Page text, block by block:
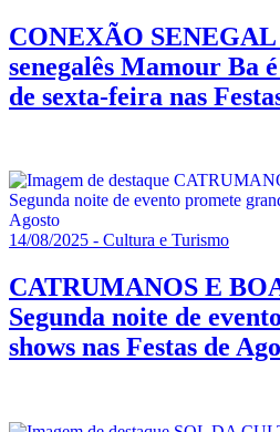
CONEXÃO
senegalês Mamour Ba
de sexta-feira nas
14/08/2025 - Cultura e Turismo
CATRUMANOS E
Segunda noite de
shows nas Festas de